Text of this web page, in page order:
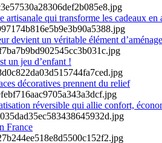
artisanale qui transforme les cadeaux en
devient un véritable élément
un jeu d’enfant !
décoratives prennent du relief
réversible qui allie confort,
France